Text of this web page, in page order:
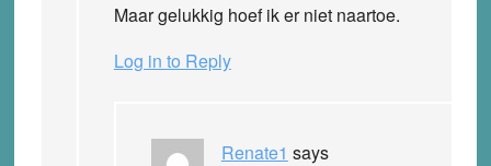
Maar gelukkig hoef ik er niet naartoe.
Log in to Reply
Renate1 says